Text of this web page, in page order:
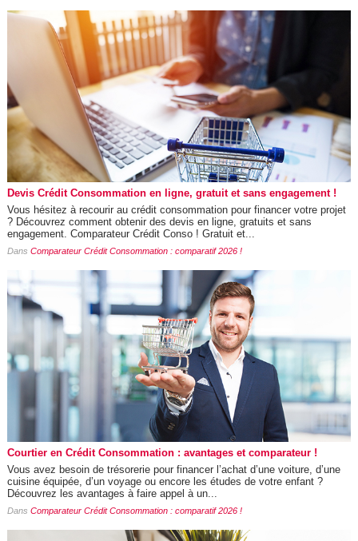
Devis Crédit Consommation en ligne, gratuit et sans engagement !
Vous hésitez à recourir au crédit consommation pour financer votre projet
? Découvrez comment obtenir des devis en ligne, gratuits et sans
engagement. Comparateur Crédit Conso ! Gratuit et...
Dans Comparateur Crédit Consommation : comparatif 2026 !
Courtier en Crédit Consommation : avantages et comparateur !
Vous avez besoin de trésorerie pour financer l’achat d’une voiture, d’une
cuisine équipée, d’un voyage ou encore les études de votre enfant ?
Découvrez les avantages à faire appel à un...
Dans Comparateur Crédit Consommation : comparatif 2026 !